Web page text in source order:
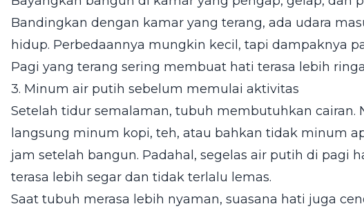
Bandingkan dengan kamar yang terang, ada udara
hidup. Perbedaannya mungkin kecil, tapi dampaknya
Pagi yang terang sering membuat hati terasa lebih
3. Minum air putih sebelum memulai aktivitas
Setelah tidur semalaman, tubuh membutuhkan cairan.
langsung minum kopi, teh, atau bahkan tidak minum
jam setelah bangun. Padahal, segelas air putih di pagi
terasa lebih segar dan tidak terlalu lemas.
Saat tubuh merasa lebih nyaman, suasana hati juga